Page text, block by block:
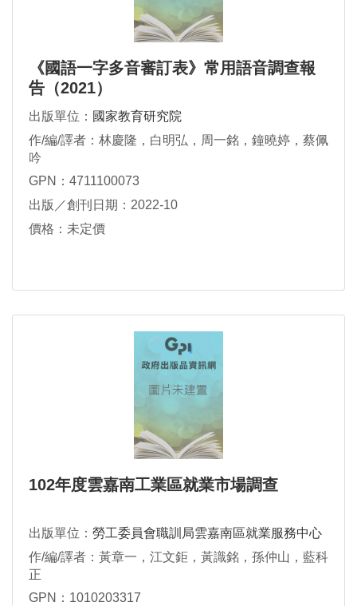
《國語一字多音審訂表》常用語音調查報
告（2021）
出版單位： 國家教育研究院
作/編/譯者：林慶隆，白明弘，周一銘，鐘曉婷，蔡佩
吟
GPN：4711100073
出版／創刊日期：2022-10
價格：未定價
102年度雲嘉南工業區就業市場調查
出版單位： 勞工委員會職訓局雲嘉南區就業服務中心
作/編/譯者：黃章一，江文鉅，黃識銘，孫仲山，藍科
正
GPN：1010203317